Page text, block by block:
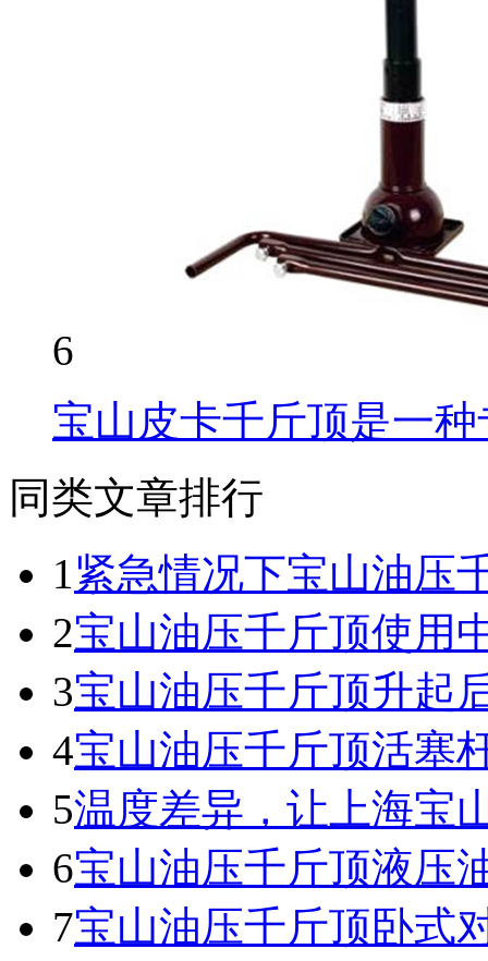
6
宝山皮卡千斤顶是一
同类文章排行
1紧急情况下宝山油压
2宝山油压千斤顶使用
3宝山油压千斤顶升起
4宝山油压千斤顶活塞
5温度差异，让上海宝
6宝山油压千斤顶液压
7宝山油压千斤顶卧式